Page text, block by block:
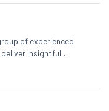
of experienced
insightful
IPO, economy,